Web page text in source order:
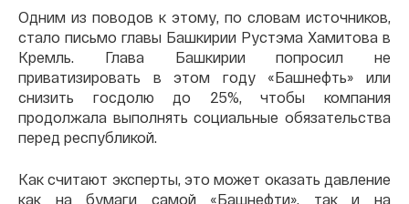
Одним из поводов к этому, по словам источников,
стало письмо главы Башкирии Рустэма Хамитова в
Кремль. Глава Башкирии попросил не
приватизировать в этом году «Башнефть» или
снизить госдолю до 25%, чтобы компания
продолжала выполнять социальные обязательства
перед республикой.
Как считают эксперты, это может оказать давление
как на бумаги самой «Башнефти», так и на